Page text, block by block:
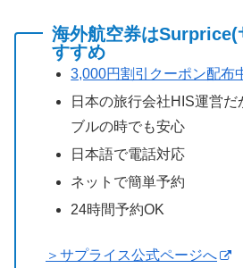
海外航空券はSurprice(
すすめ
3,000円割引クーポン配布
日本の旅行会社HIS運営だ
ブルの時でも安心
日本語で電話対応
ネットで簡単予約
24時間予約OK
＞サプライス公式ページへ